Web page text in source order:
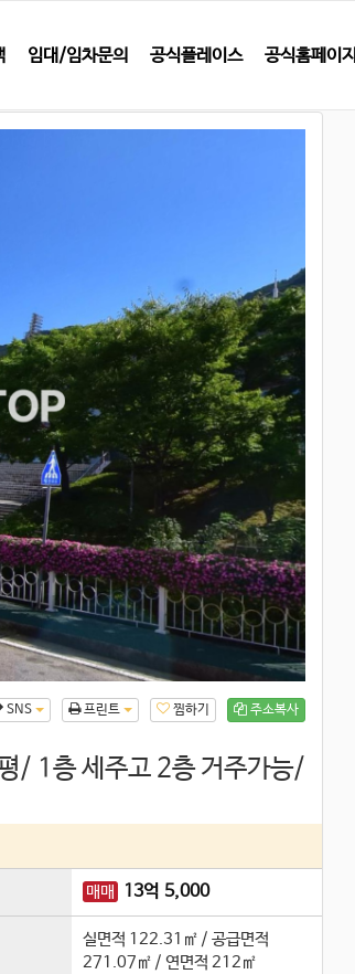
임대/임차문의 공식플레이스 공식홈페이지
주소복사
찜하기
프린트
SNS
/ 1층 세주고 2층 거주가능/
매매 13억 5,000
실면적 122.31㎡ /공급면적
271.07㎡ /연면적212㎡